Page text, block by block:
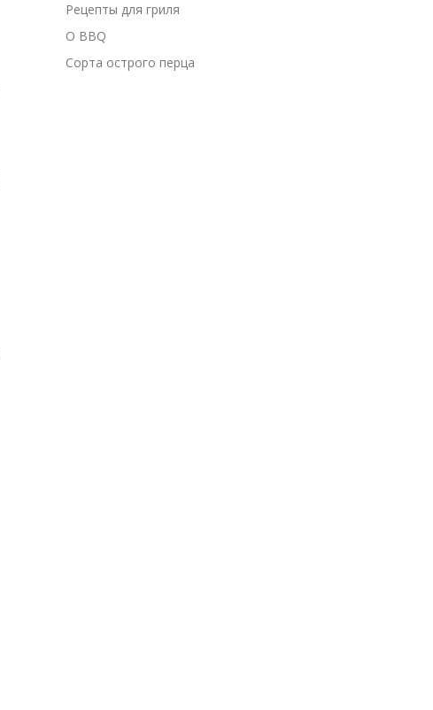
Рецепты для гриля
О BBQ
Сорта острого перца